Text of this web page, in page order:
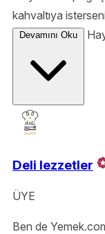
kahvaltıya
bayılacaksınız.
Devamını Oku
Deli lezzetler
ÜYE
Ben de